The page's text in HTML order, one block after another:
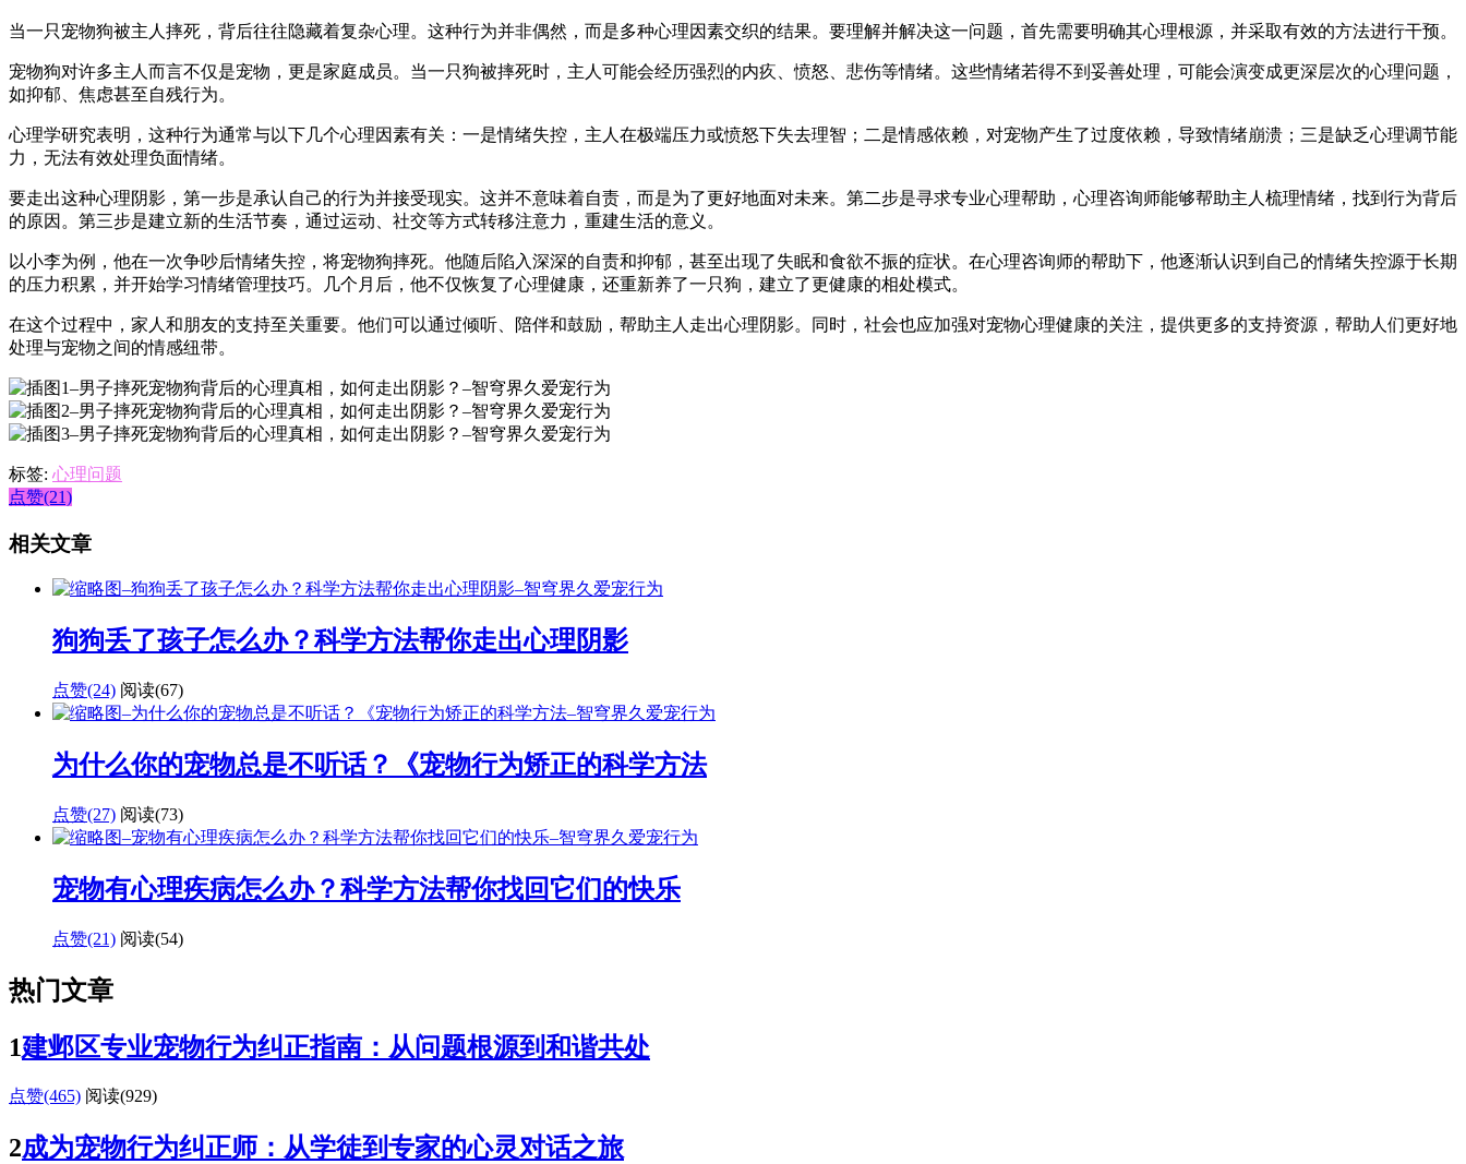
当一只宠物狗被主人摔死，背后往往隐藏着复杂心理。这种行为并非偶然，而是多种心理因素交织的结果。要理解并解决这一问题，首先需要明确其心理根源，并采取有效的方法进行干预。
宠物狗对许多主人而言不仅是宠物，更是家庭成员。当一只狗被摔死时，主人可能会经历强烈的内疚、愤怒、悲伤等情绪。这些情绪若得不到妥善处理，可能会演变成更深层次的心理问题，
如抑郁、焦虑甚至自残行为。
心理学研究表明，这种行为通常与以下几个心理因素有关：一是情绪失控，主人在极端压力或愤怒下失去理智；二是情感依赖，对宠物产生了过度依赖，导致情绪崩溃；三是缺乏心理调节能
力，无法有效处理负面情绪。
要走出这种心理阴影，第一步是承认自己的行为并接受现实。这并不意味着自责，而是为了更好地面对未来。第二步是寻求专业心理帮助，心理咨询师能够帮助主人梳理情绪，找到行为背后
的原因。第三步是建立新的生活节奏，通过运动、社交等方式转移注意力，重建生活的意义。
以小李为例，他在一次争吵后情绪失控，将宠物狗摔死。他随后陷入深深的自责和抑郁，甚至出现了失眠和食欲不振的症状。在心理咨询师的帮助下，他逐渐认识到自己的情绪失控源于长期
的压力积累，并开始学习情绪管理技巧。几个月后，他不仅恢复了心理健康，还重新养了一只狗，建立了更健康的相处模式。
在这个过程中，家人和朋友的支持至关重要。他们可以通过倾听、陪伴和鼓励，帮助主人走出心理阴影。同时，社会也应加强对宠物心理健康的关注，提供更多的支持资源，帮助人们更好地
处理与宠物之间的情感纽带。
标签: 心理问题
点赞(21)
相关文章
狗狗丢了孩子怎么办？科学方法帮你走出心理阴影
点赞(24) 阅读(67)
为什么你的宠物总是不听话？《宠物行为矫正的科学方法
点赞(27) 阅读(73)
宠物有心理疾病怎么办？科学方法帮你找回它们的快乐
点赞(21) 阅读(54)
热门文章
1建邺区专业宠物行为纠正指南：从问题根源到和谐共处
点赞(465) 阅读(929)
2成为宠物行为纠正师：从学徒到专家的心灵对话之旅